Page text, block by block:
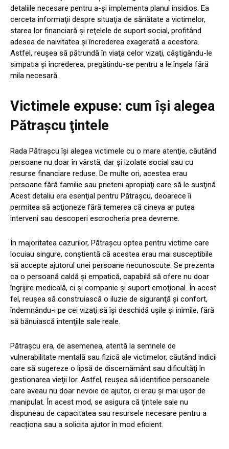
detaliile necesare pentru a-şi implementa planul insidios. Ea
cerceta informaţii despre situaţia de sănătate a victimelor,
starea lor financiară şi reţelele de suport social, profitând
adesea de naivitatea şi încrederea exagerată a acestora.
Astfel, reuşea să pătrundă în viaţa celor vizaţi, câştigându-le
simpatia şi încrederea, pregătindu-se pentru a le înşela fără
mila necesară.
Victimele expuse: cum îşi alegea
Pătraşcu ţintele
Rada Pătraşcu îşi alegea victimele cu o mare atenţie, căutând
persoane nu doar în vârstă, dar şi izolate social sau cu
resurse financiare reduse. De multe ori, acestea erau
persoane fără familie sau prieteni apropiaţi care să le susţină.
Acest detaliu era esenţial pentru Pătraşcu, deoarece îi
permitea să acţioneze fără temerea că cineva ar putea
interveni sau descoperi escrocheria prea devreme.
În majoritatea cazurilor, Pătraşcu optea pentru victime care
locuiau singure, conştientă că acestea erau mai susceptibile
să accepte ajutorul unei persoane necunoscute. Se prezenta
ca o persoană caldă şi empatică, capabilă să ofere nu doar
îngrijire medicală, ci şi companie şi suport emoţional. În acest
fel, reuşea să construiască o iluzie de siguranţă şi confort,
îndemnându-i pe cei vizaţi să îşi deschidă uşile şi inimile, fără
să bănuiască intenţiile sale reale.
Pătraşcu era, de asemenea, atentă la semnele de
vulnerabilitate mentală sau fizică ale victimelor, căutând indicii
care să sugereze o lipsă de discernământ sau dificultăţi în
gestionarea vieţii lor. Astfel, reuşea să identifice persoanele
care aveau nu doar nevoie de ajutor, ci erau şi mai uşor de
manipulat. În acest mod, se asigura că ţintele sale nu
dispuneau de capacitatea sau resursele necesare pentru a
reacționa sau a solicita ajutor în mod eficient.